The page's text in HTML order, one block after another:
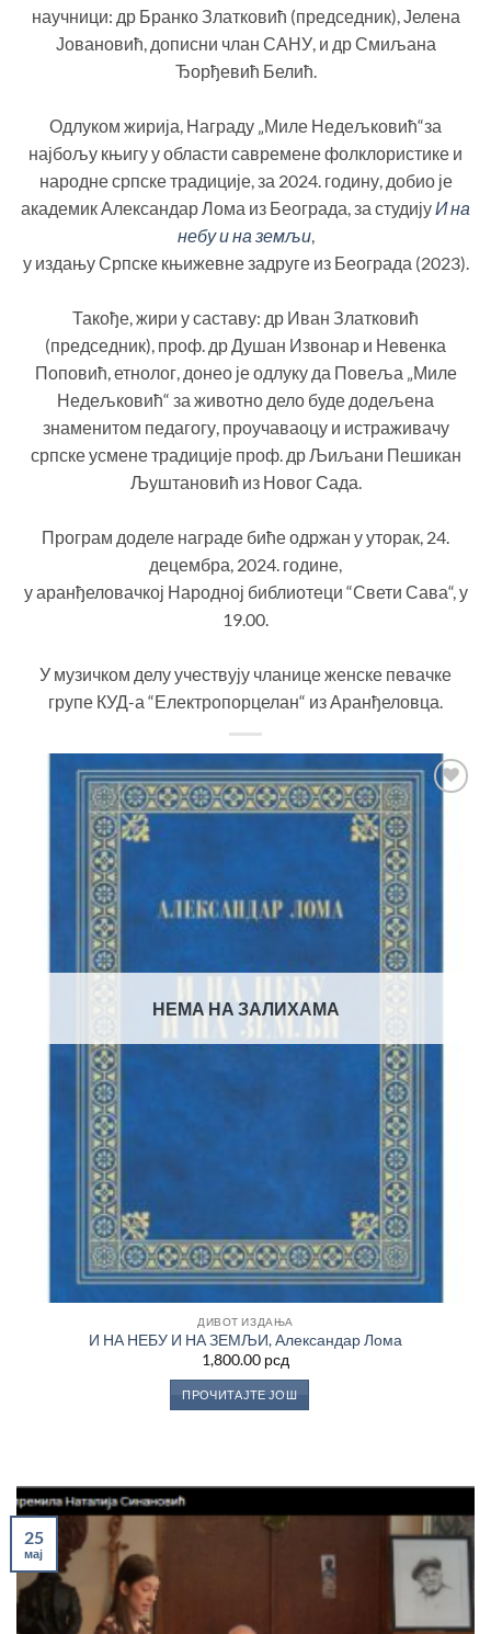
научници: др Бранко Златковић (председник), Јелена
Јовановић, дописни члан САНУ, и др Смиљана
Ђорђевић Белић.
Одлуком жирија, Награду „Миле Недељковић“за
најбољу књигу у области савремене фолклористике и
народне српске традиције, за 2024. годину, добио је
академик Александар Лома из Београда, за студију И на
небу и на земљи,
у издању Српске књижевне задруге из Београда (2023).
Такође, жири у саставу: др Иван Златковић
(председник), проф. др Душан Извонар и Невенка
Поповић, етнолог, донео је одлуку да Повеља „Миле
Недељковић“ за животно дело буде додељена
знаменитом педагогу, проучаваоцу и истраживачу
српске усмене традиције проф. др Љиљани Пешикан
Љуштановић из Новог Сада.
Програм доделе награде биће одржан у уторак, 24.
децембра, 2024. године,
у аранђеловачкој Народној библиотеци “Свети Сава“, у
19.00.
У музичком делу учествују чланице женске певачке
групе КУД-а “Електропорцелан“ из Аранђеловца.
НЕМА НА ЗАЛИХАМА
ДИВОТ ИЗДАЊА
И НА НЕБУ И НА ЗЕМЉИ, Александар Лома
1,800.00 рсд
ПРОЧИТАЈТЕ ЈОШ
25
мај